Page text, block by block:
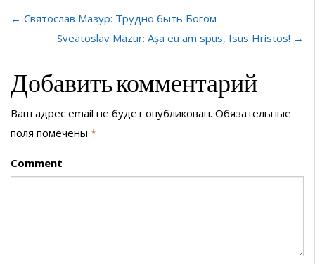
← Святослав Мазур: Трудно быть Богом
Sveatoslav Mazur: Așa eu am spus, Isus Hristos! →
Добавить комментарий
Ваш адрес email не будет опубликован. Обязательные
поля помечены *
Comment